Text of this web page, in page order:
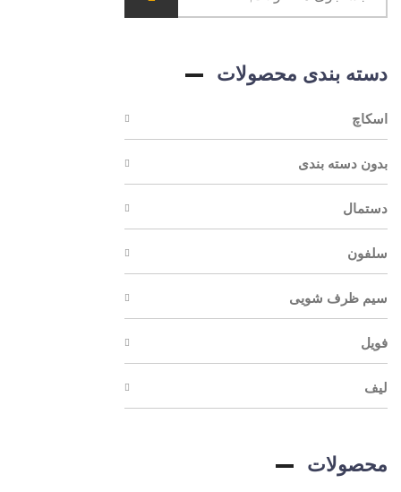
دسته بندی محصولات
اسکاچ
بدون دسته بندی
دستمال
سلفون
سیم ظرف شویی
فویل
لیف
محصولات